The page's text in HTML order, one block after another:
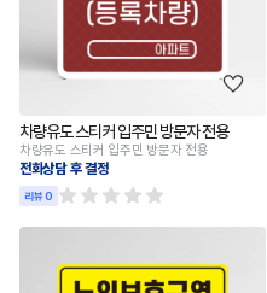
차량유도 스티커 입주민 방문자 전용
차량유도 스티커 입주민 방문자 전용
전화상담 후 결정
리뷰 0